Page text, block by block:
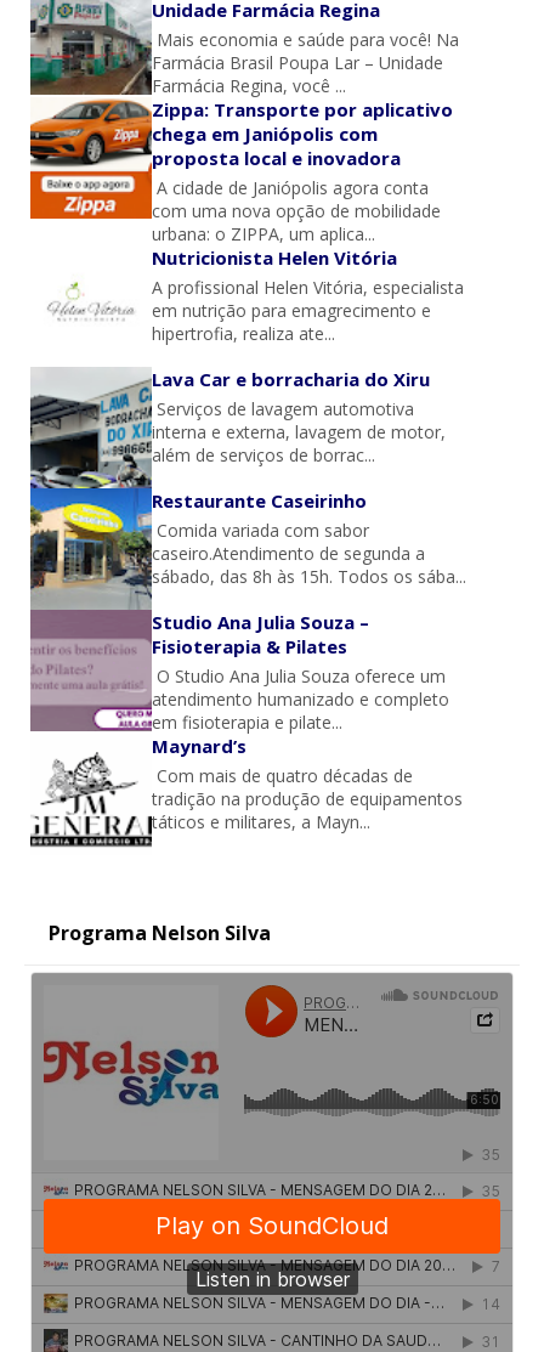
Unidade Farmácia Regina
Mais economia e saúde para você! Na
Farmácia Brasil Poupa Lar – Unidade
Farmácia Regina, você ...
Zippa: Transporte por aplicativo
chega em Janiópolis com
proposta local e inovadora
A cidade de Janiópolis agora conta
com uma nova opção de mobilidade
urbana: o ZIPPA, um aplica...
Nutricionista Helen Vitória
A profissional Helen Vitória, especialista
em nutrição para emagrecimento e
hipertrofia, realiza ate...
Lava Car e borracharia do Xiru
Serviços de lavagem automotiva
interna e externa, lavagem de motor,
além de serviços de borrac...
Restaurante Caseirinho
Comida variada com sabor
caseiro.Atendimento de segunda a
sábado, das 8h às 15h. Todos os sába...
Studio Ana Julia Souza –
Fisioterapia & Pilates
O Studio Ana Julia Souza oferece um
atendimento humanizado e completo
em fisioterapia e pilate...
Maynard’s
Com mais de quatro décadas de
tradição na produção de equipamentos
táticos e militares, a Mayn...
Programa Nelson Silva